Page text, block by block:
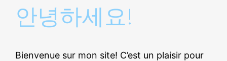
안녕하세요!
Bienvenue sur mon site! C’est un plaisir pour